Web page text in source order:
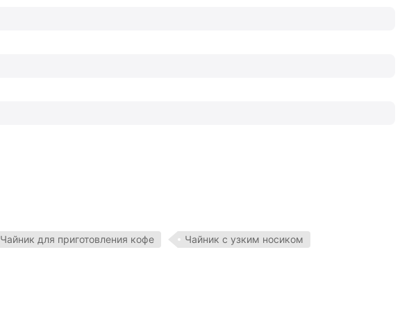
Чайник для приготовления кофе Чайник с узким носиком